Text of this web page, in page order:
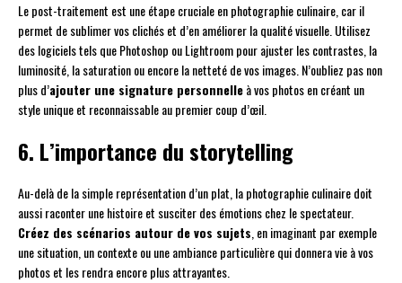
Le post-traitement est une étape cruciale en photographie culinaire, car il
permet de sublimer vos clichés et d’en améliorer la qualité visuelle. Utilisez
des logiciels tels que Photoshop ou Lightroom pour ajuster les contrastes, la
luminosité, la saturation ou encore la netteté de vos images. N’oubliez pas non
plus d’ajouter une signature personnelleà vos photos en créant un
style unique et reconnaissable au premier coup d’œil.
6. L’importance du storytelling
Au-delà de la simple représentation d’un plat, la photographie culinaire doit
aussi raconter une histoire et susciter des émotions chez le spectateur.
Créez des scénarios autour de vos sujets, en imaginant par exemple
une situation, un contexte ou une ambiance particulière qui donnera vie à vos
photos et les rendra encore plus attrayantes.